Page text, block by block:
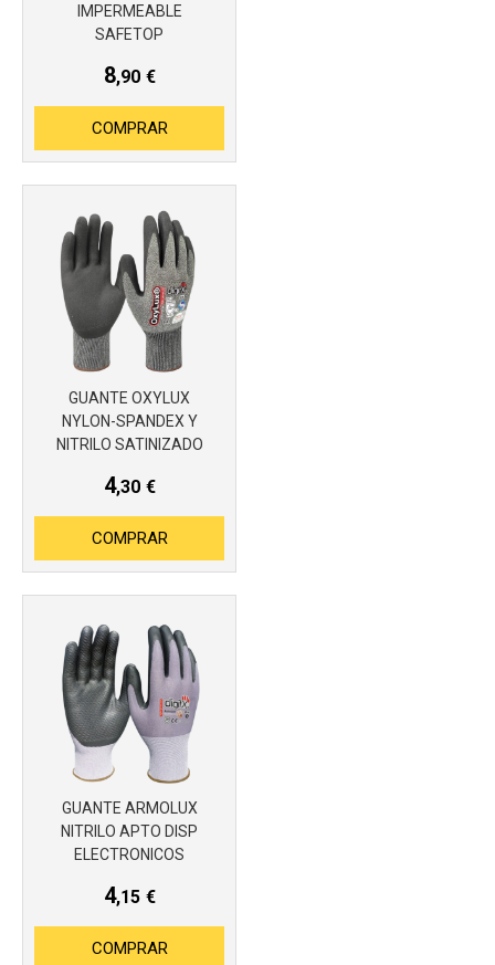
IMPERMEABLE
SAFETOP
8,90 €
COMPRAR
GUANTE OXYLUX
NYLON-SPANDEX Y
NITRILO SATINIZADO
4,30 €
COMPRAR
GUANTE ARMOLUX
NITRILO APTO DISP
ELECTRONICOS
4,15 €
COMPRAR
Más info
Más info
Más info